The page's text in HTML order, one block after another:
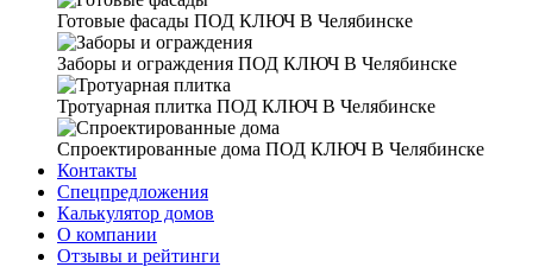
Готовые фасады ПОД КЛЮЧ В Челябинске
Заборы и ограждения ПОД КЛЮЧ В Челябинске
Тротуарная плитка ПОД КЛЮЧ В Челябинске
Спроектированные дома ПОД КЛЮЧ В Челябинске
Контакты
Спецпредложения
Калькулятор домов
О компании
Отзывы и рейтинги